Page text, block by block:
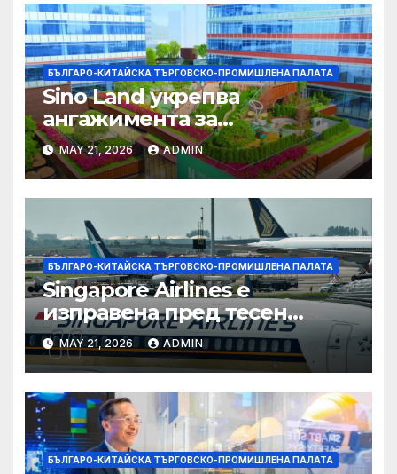
БЪЛГАРО-КИТАЙСКА ТЪРГОВСКО-ПРОМИШЛЕНА ПАЛАТА
Sino Land укрепва
ангажимента за
устойчивост с глобално
признание
MAY 21, 2026 ADMIN
БЪЛГАРО-КИТАЙСКА ТЪРГОВСКО-ПРОМИШЛЕНА ПАЛАТА
Singapore Airlines е
изправена пред тесен
прозорец за спечелване на
пазарен дял от
конкурентите си от
Персийския залив
MAY 21, 2026 ADMIN
БЪЛГАРО-КИТАЙСКА ТЪРГОВСКО-ПРОМИШЛЕНА ПАЛАТА